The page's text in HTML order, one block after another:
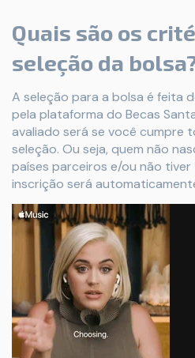
Quais são os
seleção da
A seleção para a bolsa é feita
pela plataforma do Becas
avaliado será se você cumpre
seleção. Ou seja, quem não
países parceiros e/ou não tiver
inscrição será